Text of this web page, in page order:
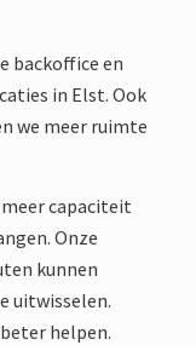
backoffice en
in Elst. Ook
we meer ruimte
capaciteit
Onze
kunnen
uitwisselen.
helpen.